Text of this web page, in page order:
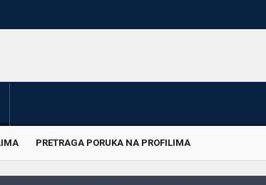
PRETRAGA PORUKA NA PROFILIMA